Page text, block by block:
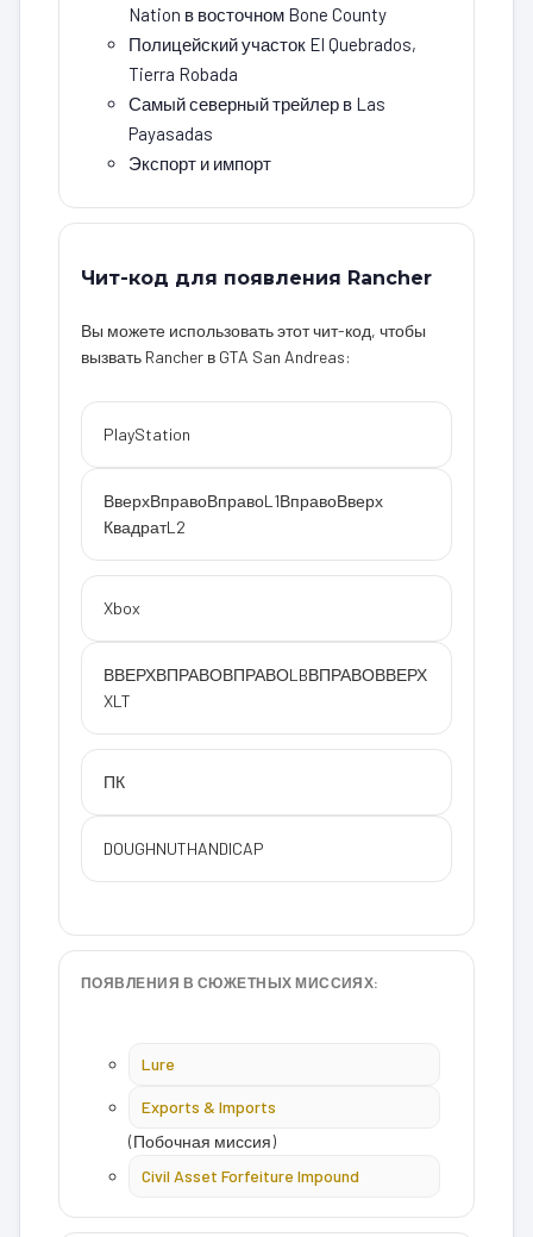
Nation в восточном Bone County
Полицейский участок El Quebrados,
Tierra Robada
Самый северный трейлер в Las
Payasadas
Экспорт и импорт
Чит-код для появления Rancher
Вы можете использовать этот чит-код, чтобы
вызвать Rancher в GTA San Andreas:
PlayStation
ВверхВправоВправоL1ВправоВверх
КвадратL2
Xbox
ВВЕРХВПРАВОВПРАВОLBВПРАВОВВЕРХ
XLT
ПК
DOUGHNUTHANDICAP
ПОЯВЛЕНИЯ В СЮЖЕТНЫХ МИССИЯХ:
Lure
Exports & Imports
(Побочная миссия)
Civil Asset Forfeiture Impound